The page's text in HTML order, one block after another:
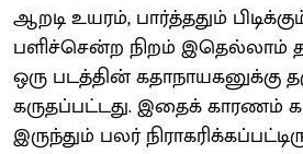
ஆறடி உயரம், பார்த்ததும்
பளிச்சென்ற நிறம் இதெல்லாம்
ஒரு படத்தின் கதாநாயகனுக்கு
கருதப்பட்டது. இதைக் காரணம்
இருந்தும் பலர்